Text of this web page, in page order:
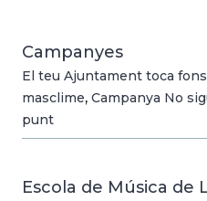
Campanyes
El teu Ajuntament toca fons
masclime, Campanya No
punt
Escola de Música de